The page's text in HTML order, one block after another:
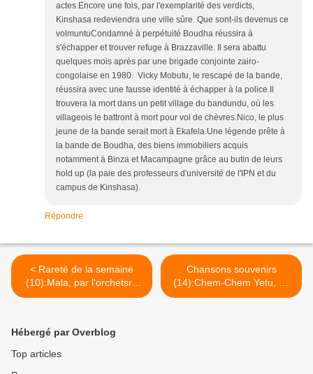
actes.Encore une fois, par l'exemplarité des verdicts,
Kinshasa redeviendra une ville sûre. Que sont-ils devenus ce
volmuntuCondamné à perpétuité Boudha réussira à
s'échapper et trouver refuge à Brazzaville. Il sera abattu
quelques mois après par une brigade conjointe zairo-
congolaise en 1980. Vicky Mobutu, le rescapé de la bande,
réussira avec une fausse identité à échapper à la police.Il
trouvera la mort dans un petit village du bandundu, où les
villageois le battront à mort pour vol de chèvres.Nico, le plus
jeune de la bande serait mort à Ekafela.Une légende prête à
la bande de Boudha, des biens immobiliers acquis
notamment à Binza et Macampagne grâce au butin de leurs
hold up (la paie des professeurs d'université de l'IPN et du
campus de Kinshasa).
Répondre
< Rareté de la semaine
(10):Mala, par l'orchetsre
Kamavasty
Chansons souvenirs
(14):Chem-Chem Yetu, Va
et vient, Lisapo >
Hébergé par Overblog
Top articles